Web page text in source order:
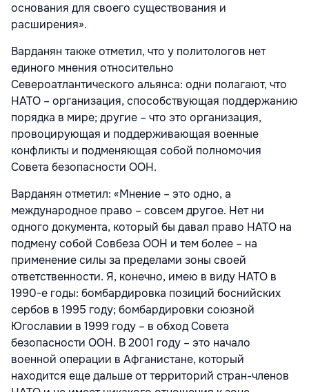
основания для своего существования и
расширения».
Варданян также отметил, что у политологов нет
единого мнения относительно
Североатлантического альянса: одни полагают, что
НАТО – организация, способствующая поддержанию
порядка в мире; другие – что это организация,
провоцирующая и поддерживающая военные
конфликты и подменяющая собой полномочия
Совета безопасности ООН.
Варданян отметил: «Мнение – это одно, а
международное право – совсем другое. Нет ни
одного документа, который бы давал право НАТО на
подмену собой Совбеза ООН и тем более – на
применение силы за пределами зоны своей
ответственности. Я, конечно, имею в виду НАТО в
1990-е годы: бомбардировка позиций боснийских
сербов в 1995 году; бомбардировки союзной
Югославии в 1999 году – в обход Совета
безопасности ООН. В 2001 году – это начало
военной операции в Афганистане, который
находится еще дальше от территорий стран-членов